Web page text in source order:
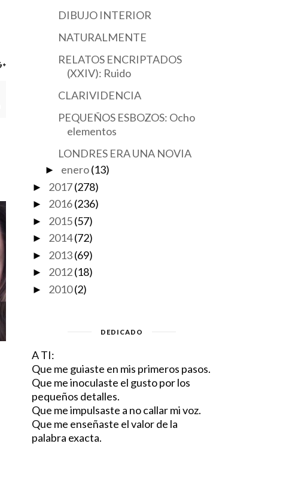
DIBUJO INTERIOR
NATURALMENTE
RELATOS ENCRIPTADOS
(XXIV): Ruido
CLARIVIDENCIA
PEQUEÑOS ESBOZOS: Ocho
elementos
LONDRES ERA UNA NOVIA
► enero(13)
► 2017 (278)
► 2016 (236)
► 2015 (57)
► 2014 (72)
► 2013 (69)
► 2012 (18)
► 2010 (2)
DEDICADO
A TI:
Que me guiaste en mis primeros pasos.
Que me inoculaste el gusto por los
pequeños detalles.
Que me impulsaste a no callar mi voz.
Que me enseñaste el valor de la
palabra exacta.